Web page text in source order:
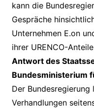
kann die
Gespräche
Unternehmen E.on
ihrer URENCO-
Antwort des
Bundesministerium
Der Bundesregierung
Verhandlungen